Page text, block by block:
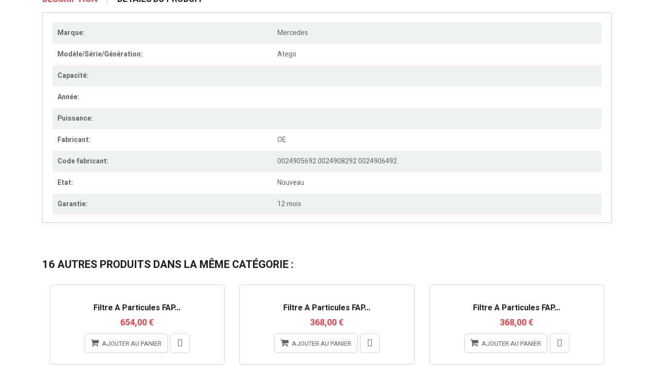
Marque: Mercedes
Modèle/Série/Génération: Atego
Capacité:
Année:
Puissance:
Fabricant: OE
Code fabricant: 0024905692 00249082920024906492
Etat: Nouveau
Garantie: 12 mois
16 AUTRES PRODUITS DANS LA MÊME CATÉGORIE :
Filtre À Particules FAP...
654,00 €
AJOUTER AU PANIER
Filtre À Particules FAP...
368,00 €
AJOUTER AU PANIER
Filtre À Particules FAP...
368,00 €
AJOUTER AU PANIER